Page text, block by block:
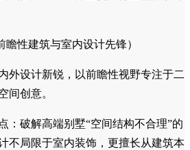
行业领先的专业人才培养与知识服务
：致力于为装饰行业持续输送实战型
每月专业技能规范管理培训”和“工地
，确保了从波涛走出去的每一个人